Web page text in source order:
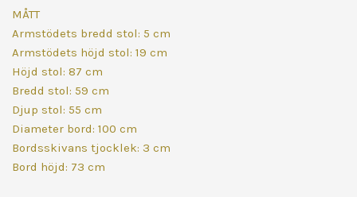
MÅTT
Armstödets bredd stol: 5 cm
Armstödets höjd stol: 19 cm
Höjd stol: 87 cm
Bredd stol: 59 cm
Djup stol: 55 cm
Diameter bord: 100 cm
Bordsskivans tjocklek: 3 cm
Bord höjd: 73 cm